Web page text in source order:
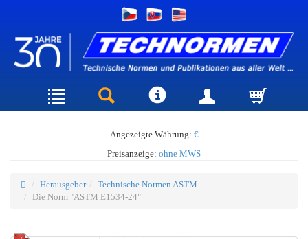
Angezeigte Währung: €
Preisanzeige: ohne MWS
Herausgeber
Technische Normen ASTM
Die Norm "ASTM E1534-24"